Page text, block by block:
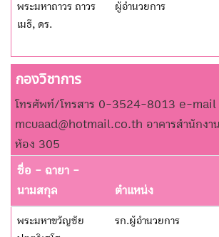
พระมหาถาวร ถาวร
เมธี, ดร.
ผู้อำนวยการ
กองวิชาการ
โทรศัพท์/โทรสาร 0-3524-8013 e-mail
mcuaad@hotmail.co.th อาคารสำนักงา
ห้อง 305
ชื่อ - ฉายา -
นามสกุล
ตำแหน่ง
พระมหาขวัญชัย
รก.ผู้อำนวยการ